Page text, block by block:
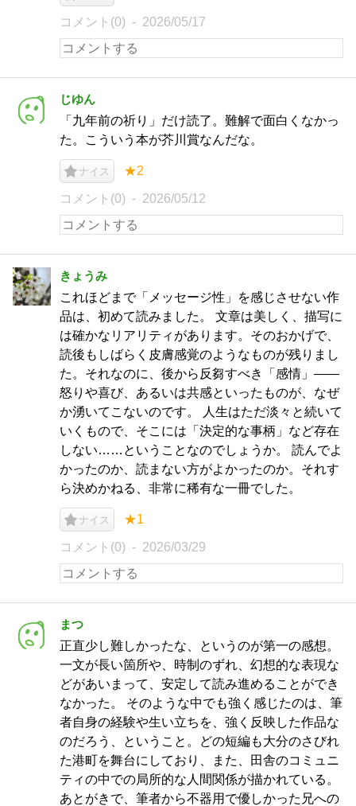
コメント(0) 2026/05/17
じゆん
「九年前の祈り」だけ読了。難解で面白くなかっ
た。こういう本が芥川賞なんだな。
ナイス ★2
コメント(0) 2026/05/12
きょうみ
これほどまで「メッセージ性」を感じさせない作
品は、初めて読みました。 文章は美しく、描写に
は確かなリアリティがあります。そのおかげで、
読後もしばらく皮膚感覚のようなものが残りまし
た。それなのに、後から反芻すべき「感情」——
怒りや喜び、あるいは共感といったものが、なぜ
か湧いてこないのです。 人生はただ淡々と続いて
いくもので、そこには「決定的な事柄」など存在
しない……ということなのでしょうか。 読んでよ
かったのか、読まない方がよかったのか。それす
ら決めかねる、非常に稀有な一冊でした。
ナイス ★1
コメント(0) 2026/03/29
まつ
正直少し難しかったな、というのが第一の感想。
一文が長い箇所や、時制のずれ、幻想的な表現な
どがあいまって、安定して読み進めることができ
なかった。 そのような中でも強く感じたのは、筆
者自身の経験や生い立ちを、強く反映した作品な
のだろう、ということ。どの短編も大分のさびれ
た港町を舞台にしており、また、田舎のコミュニ
ティの中での局所的な人間関係が描かれている。
あとがきで、筆者から不器用で優しかった兄への